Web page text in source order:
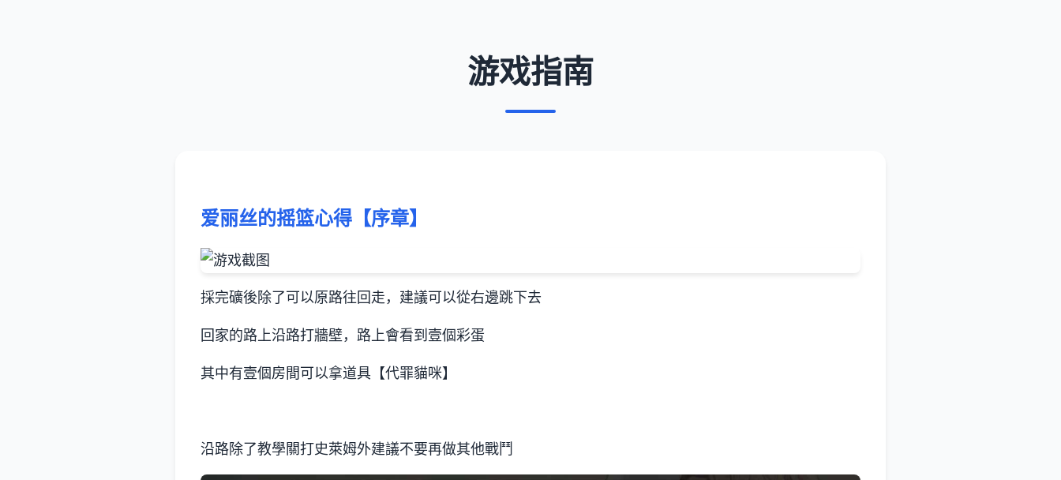
游戏指南
爱丽丝的摇篮心得【序章】
採完礦後除了可以原路往回走，建議可以從右邊跳下去
回家的路上沿路打牆壁，路上會看到壹個彩蛋
其中有壹個房間可以拿道具【代罪貓咪】
沿路除了教學關打史萊姆外建議不要再做其他戰鬥